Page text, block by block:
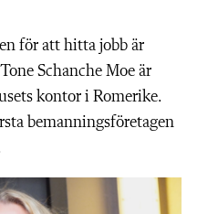
för att hitta jobb är
Schanche Moe är
kontor i Romerike.
bemanningsföretagen